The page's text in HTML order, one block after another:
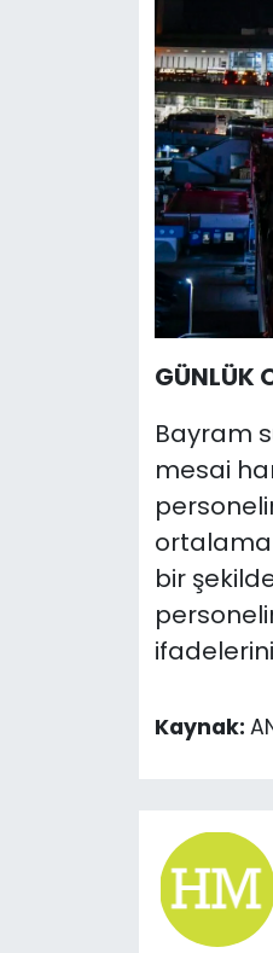
GÜNLÜK
Bayram
mesai
ortalama
bir
Kaynak: